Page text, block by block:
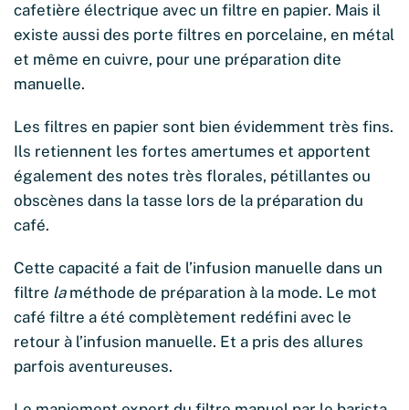
cafetière électrique avec un filtre en papier. Mais il
existe aussi des porte filtres en porcelaine, en métal
et même en cuivre, pour une préparation dite
manuelle.
Les filtres en papier sont bien évidemment très fins.
Ils retiennent les fortes amertumes et apportent
également des notes très florales, pétillantes ou
obscènes dans la tasse lors de la préparation du
café.
Cette capacité a fait de l’infusion manuelle dans un
filtre la méthode de préparation à la mode. Le mot
café filtre a été complètement redéfini avec le
retour à l’infusion manuelle. Et a pris des allures
parfois aventureuses.